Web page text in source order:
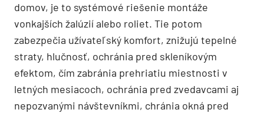
domov, je to systémové riešenie montáže
vonkajších žalúzií alebo roliet. Tie potom
zabezpečia užívateľský komfort, znižujú tepelné
straty, hlučnosť, ochránia pred skleníkovým
efektom, čím zabránia prehriatiu miestnosti v
letných mesiacoch, ochránia pred zvedavcami aj
nepozvanými návštevníkmi, chránia okná pred